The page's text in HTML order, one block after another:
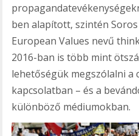
ben alapított, szintén
European Values nevű
2016-ban is több mint
lehetőségük megszólalni a
kapcsolatban – és a
különböző médiumokban.